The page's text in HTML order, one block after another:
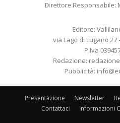
Direttore Responsabile:
Editore:
via Lago di Lugano 27
P.Iva
Redazione:
Pubblicità:
Presentazione Newsletter
Contattaci
Informazioni